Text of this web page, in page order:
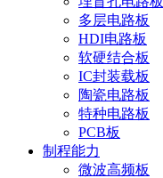
多层电路板
HDI电路板
软硬结合板
IC封装载板
陶瓷电路板
特种电路板
PCB板
制程能力
微波高频板